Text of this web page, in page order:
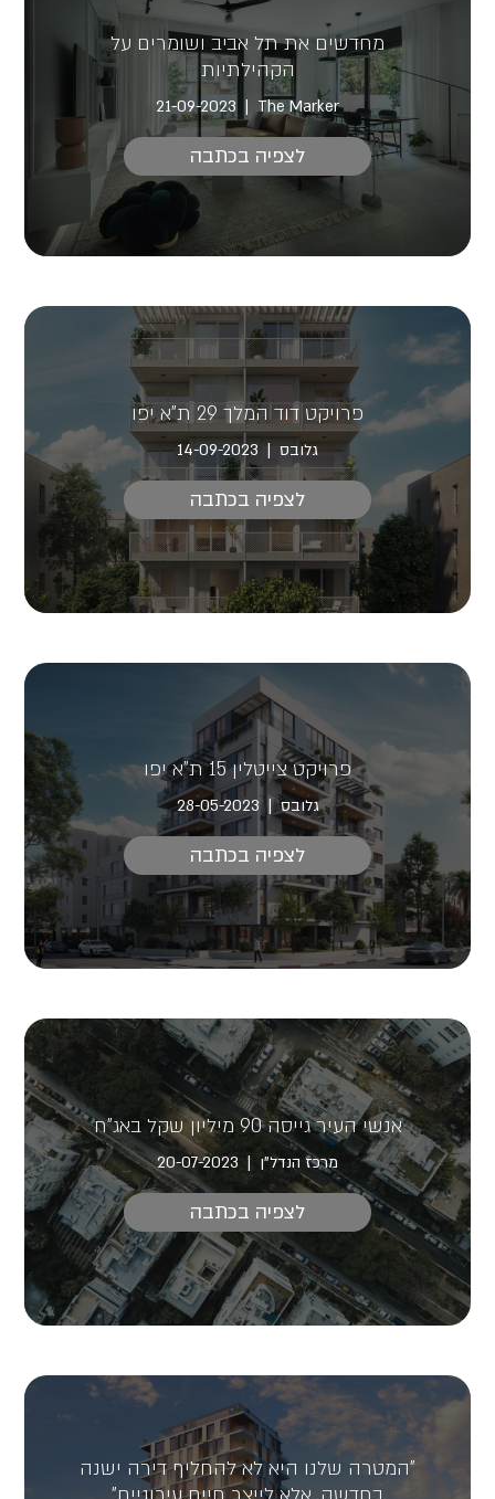
מחדשים את תל אביב ושומרים על
הקהילתיות
The Marker
21-09-2023
לצפיה בכתבה
פרויקט דוד המלך 29 ת"א יפו
גלובס 14-09-2023
לצפיה בכתבה
פרויקט צייטלין 15 ת"א יפו
גלובס 28-05-2023
לצפיה בכתבה
אנשי העיר גייסה 90 מיליון שקל באג"ח
מרכז הנדל"ן 20-07-2023
לצפיה בכתבה
"המטרה שלנו היא לא להחליף דירה ישנה